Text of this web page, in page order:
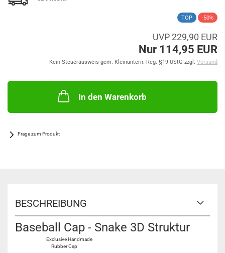
TOP -50%
UVP 229,90 EUR
Nur 114,95 EUR
Kein Steuerausweis gem. Kleinuntern.-Reg. §19 UStG zzgl. Versand
In den Warenkorb
Frage zum Produkt
BESCHREIBUNG
Baseball Cap - Snake 3D Struktur
Exclusive Handmade
Rubber Cap